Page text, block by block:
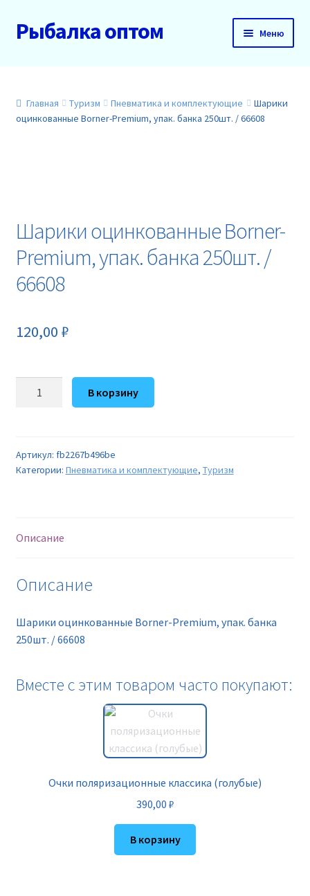
Перейти
к
Перейти
к
Рыбалка оптом Меню
О нас
Прайс
Контакты
Главная Туризм Пневматика и комплектующие
Шарики
оцинкованные Borner-Premium, упак. банка 250шт. / 66608
Шарики оцинкованные Borner-
Premium, упак. банка 250шт. /
66608
120,00 ₽
Количество
Borner-
Premium,
/
В корзину
Артикул: fb2267b496be
Категории: Пневматика и комплектующие, Туризм
Описание
Описание
Шарики оцинкованные Borner-Premium, упак. банка
250шт. / 66608
Вместе с этим товаром часто покупают:
Очки поляризационные классика (голубые)
390,00 ₽
В корзину